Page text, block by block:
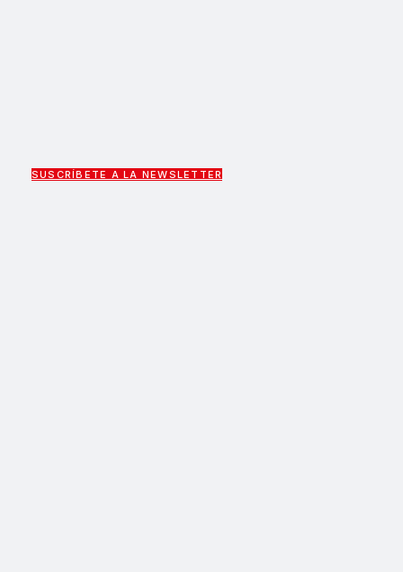
SUSCRÍBETE A LA NEWSLETTER